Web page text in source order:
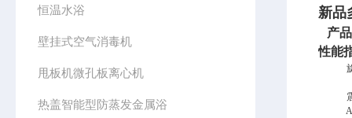
恒温水浴
壁挂式空气消毒机
甩板机微孔板离心机
热盖智能型防蒸发金属浴
新品
产
性能